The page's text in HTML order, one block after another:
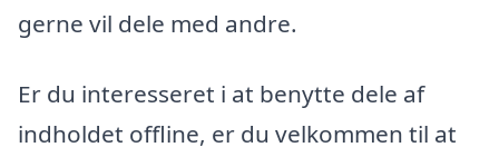
gerne vil dele med andre.
Er du interesseret i at benytte dele af
indholdet offline, er du velkommen til at